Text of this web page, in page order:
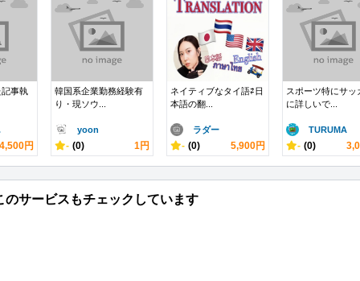
事執
4,500円
韓国系企業勤務経験有
り・現ソウ...
yoon
- (0) 1円
ネイティブなタイ語⇄日
本語の翻...
ラダー
- (0) 5,900円
スポーツ特にサッ
に詳しいで...
TURUMA
- (0)
サービスもチェックしています